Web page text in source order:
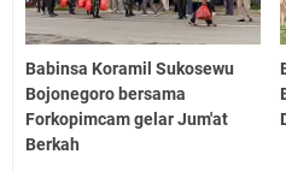
Babinsa Koramil Sukosewu
Bojonegoro bersama
Forkopimcam gelar Jum'at
Berkah